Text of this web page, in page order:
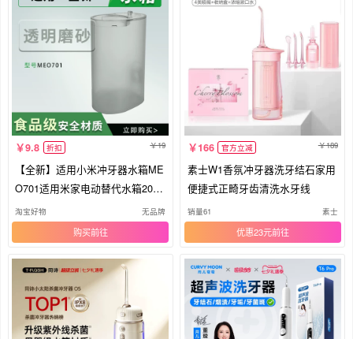
9.8 折扣 19
【全新】适用小米冲牙器水箱ME
O701适用米家电动替代水箱200
F300
淘宝好物 无品牌
购买
166 官方立减 189
素士W1香氛冲牙器洗牙结石家用
便捷式正畸牙齿清洗水牙线
销量61 素士
优惠23元